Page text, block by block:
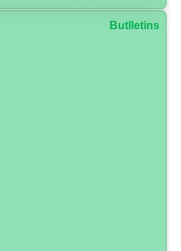
Butlletins